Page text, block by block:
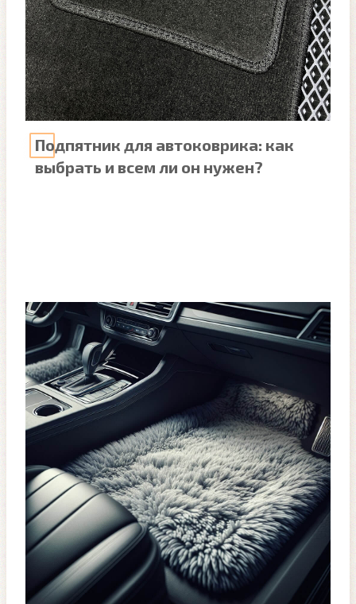
Подпятник для автоковрика: как
выбрать и всем ли он нужен?